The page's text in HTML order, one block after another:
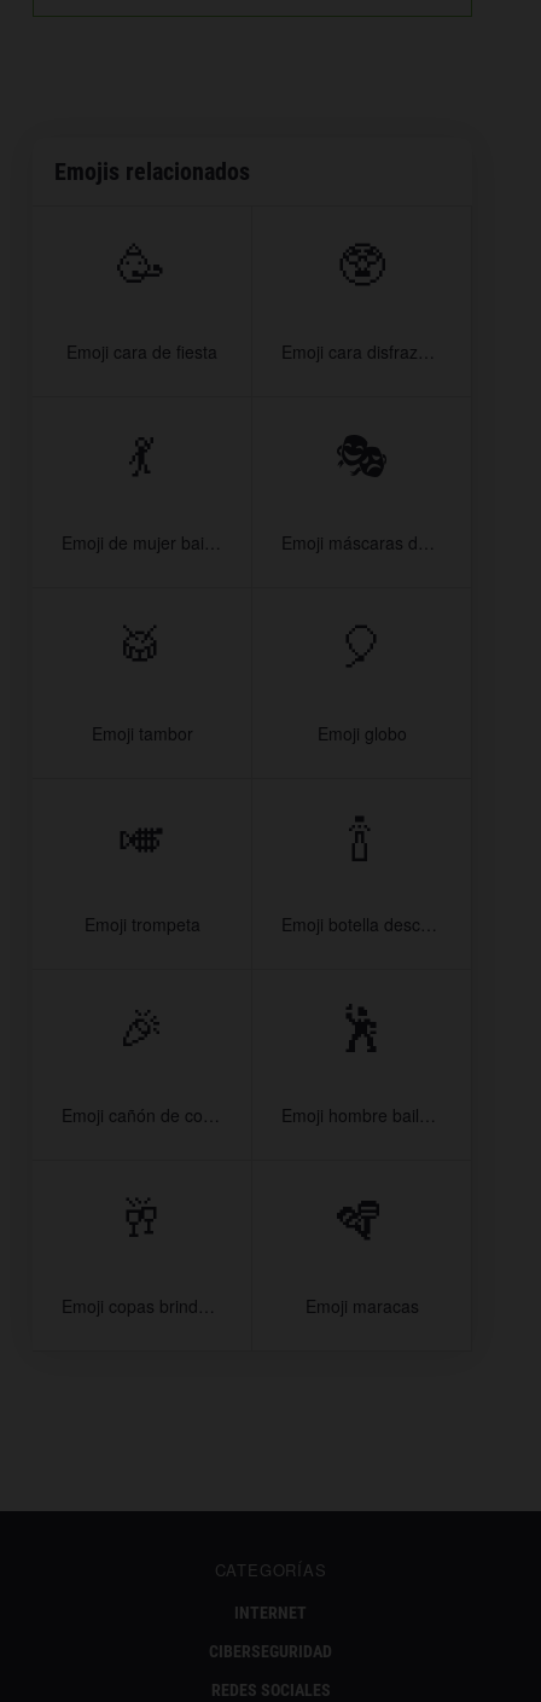
Emojis relacionados
🥳
Emoji cara de fiesta
🥸
Emoji cara disfrazada
💃
Emoji de mujer bailando
🎭
Emoji máscaras de teatro
🥁
Emoji tambor
🎈
Emoji globo
🎺
Emoji trompeta
🍾
Emoji botella descorchándose
🎉
Emoji cañón de confeti
🕺
Emoji hombre bailando
🥂
Emoji copas brindando
🪇
Emoji maracas
CATEGORÍAS
INTERNET
CIBERSEGURIDAD
REDES SOCIALES